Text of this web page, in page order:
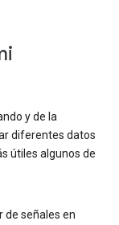
y de la
diferentes datos
útiles algunos de
de señales en